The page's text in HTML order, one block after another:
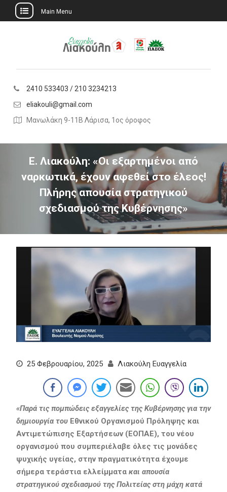
Main Menu
2410 533403 / 210 3234213
eliakouli@gmail.com
Μανωλάκη 9-11Β Λάρισα, 1ος όροφος
Ε. Λιακούλη: «Οι εξαρτημένοι από
ναρκωτικά, έχουν αφεθεί στο έλεος!
Πλήρης απουσία στρατηγικού
σχεδιασμού της Κυβέρνησης»
25 Φεβρουαρίου, 2025 Λιακούλη Ευαγγελία
«Παρά τις πομπώδεις εξαγγελίες της Κυβέρνησης για την
δημιουργία του Εθνικού Οργανισμού Πρόληψης και
Αντιμετώπισης Εξαρτήσεων (ΕΟΠΑΕ), του νέου
οργανισμού που συμπεριέλαβε όλες τις μονάδες
ψυχικής υγείας, στην πραγματικότητα έχουμε
σήμερα τεράστια ελλείμματακαι απουσία
στρατηγικού σχεδιασμού της Πολιτείας στη μάχη κατά